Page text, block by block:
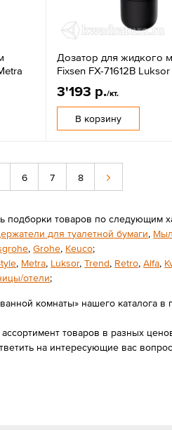
Дозатор для жидкого
Fixsen FX-71612B Luksor
3'193 р./кт.
В корзину
6 7 8
подборки товаров по следующим
для туалетной бумаги,
,Grohe, Keuco;
, Metra, Luksor,Trend, Retro,Alfa,
отели;
комнаты» нашего каталога
товаров в разных
на интересующие вас